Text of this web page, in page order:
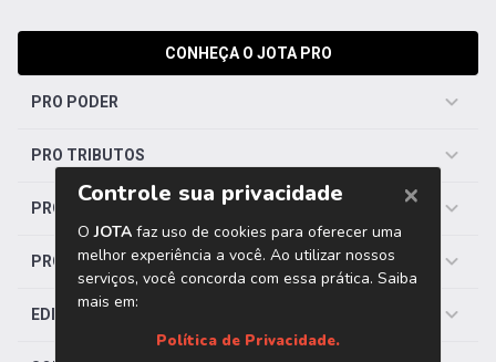
CONHEÇA O JOTA PRO
PRO PODER
PRO TRIBUTOS
PRO TRABALHISTA
PRO SAÚDE
EDITORIAS